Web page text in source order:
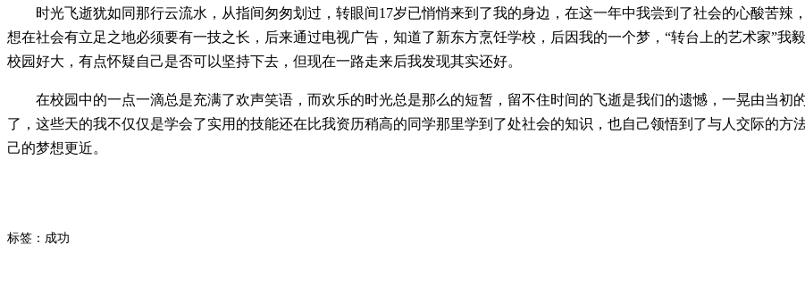
时光飞逝犹如同那行云流水，从指间匆匆划过，转眼间17岁已悄悄来到了我的身边，在这一年中我尝到了社会的心酸苦
想在社会有立足之地必须要有一技之长，后来通过电视广告，知道了新东方烹饪学校，后因我的一个梦，“转台上的艺术家”我
校园好大，有点怀疑自己是否可以坚持下去，但现在一路走来后我发现其实还好。
在校园中的一点一滴总是充满了欢声笑语，而欢乐的时光总是那么的短暂，留不住时间的飞逝是我们的遗憾，一晃由当初
了，这些天的我不仅仅是学会了实用的技能还在比我资历稍高的同学那里学到了处社会的知识，也自己领悟到了与人交际的方
己的梦想更近。
标签：成功